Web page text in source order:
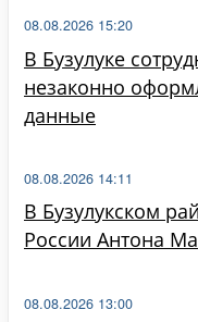
В Бузулуке
незаконно
данные
08.08.2026 15:20
В Бузулукском
России Антона
08.08.2026 14:11
08.08.2026 13:00